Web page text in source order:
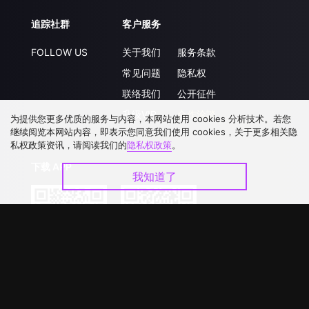
追踪社群
FOLLOW US
客户服务
关于我们
常见问题
联络我们
升级VIP
服务条款
隐私权
公开征件
合作洽談
下载 APP
为提供您更多优质的服务与内容，本网站使用 cookies 分析技术。若您
继续阅览本网站内容，即表示您同意我们使用 cookies，关于更多相关隐
私权政策资讯，请阅读我们的隐私权政策。
我知道了